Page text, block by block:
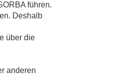
führen.
Deshalb
über die
anderen